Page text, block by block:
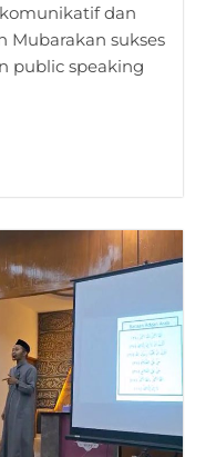
dan
Mubarakan sukses
public speaking